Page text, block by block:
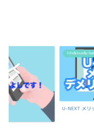
life&love&chat
U-NEXT メリ